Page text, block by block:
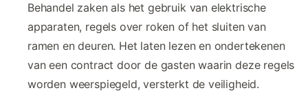
Behandel zaken als het gebruik van elektrische
apparaten, regels over roken of het sluiten van
ramen en deuren. Het laten lezen en ondertekenen
van een contract door de gasten waarin deze regels
worden weerspiegeld, versterkt de veiligheid.